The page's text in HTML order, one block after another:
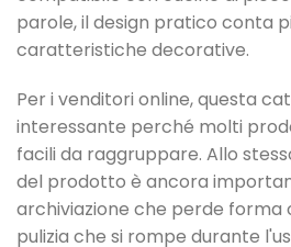
parole, il design pratico conta
caratteristiche decorative.
Per i venditori online, questa
interessante perché molti
facili da raggruppare. Allo
del prodotto è ancora
archiviazione che perde forma
pulizia che si rompe durante